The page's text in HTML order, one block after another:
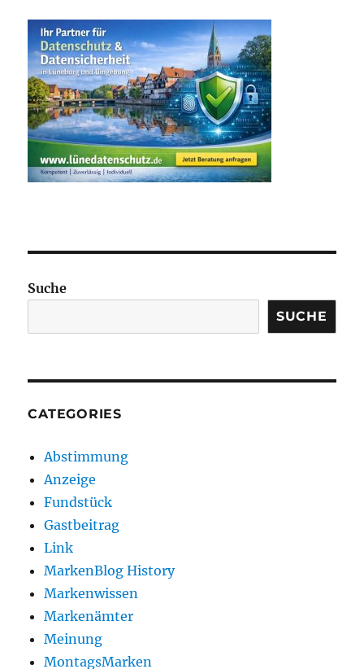
Suche
SUCHE
CATEGORIES
Abstimmung
Anzeige
Fundstück
Gastbeitrag
Link
MarkenBlog History
Markenwissen
Markenämter
Meinung
MontagsMarken